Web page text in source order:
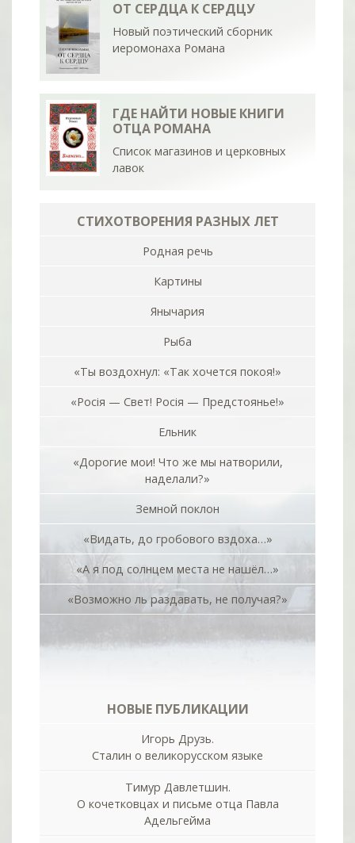
ОТ СЕРДЦА К СЕРДЦУ
Новый поэтический сборник
иеромонаха Романа
ГДЕ НАЙТИ НОВЫЕ КНИГИ
ОТЦА РОМАНА
Список магазинов и церковных
лавок
СТИХОТВОРЕНИЯ РАЗНЫХ ЛЕТ
Родная речь
Картины
Янычария
Рыба
«Ты воздохнул: «Так хочется покоя!»
«Росiя — Свет! Росiя — Предстоянье!»
Ельник
«Дорогие мои! Что же мы натворили,
наделали?»
Земной поклон
«Видать, до гробового вздоха…»
«А я под солнцем места не нашёл…»
«Возможно ль раздавать, не получая?»
НОВЫЕ ПУБЛИКАЦИИ
Игорь Друзь.
Сталин о великорусском языке
Тимур Давлетшин.
О кочетковцах и письме отца Павла
Адельгейма